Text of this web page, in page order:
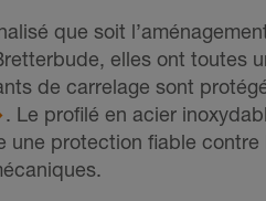
que soit
elles ont toutes
de carrelage sont
. Le profilé en acier
une protection fiable contre